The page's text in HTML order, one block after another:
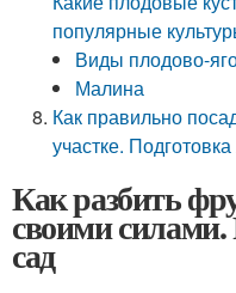
популярные
Виды плодово-
Малина
Как правильно
участке.
Как разбить
своими
сад